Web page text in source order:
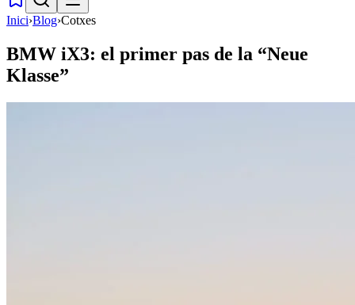
Inici›Blog›Cotxes
BMW iX3: el primer pas de la “Neue
Klasse”